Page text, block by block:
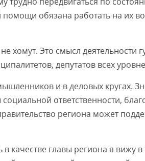
помощи обязана работать на их
хомут. Это смысл деятельности
депутатов всех
и в деловых кругах.
ответственности,
региона может
качестве главы региона я вижу